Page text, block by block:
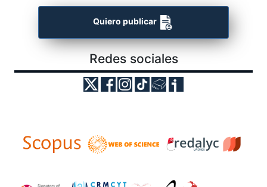
Quiero publicar
Redes sociales